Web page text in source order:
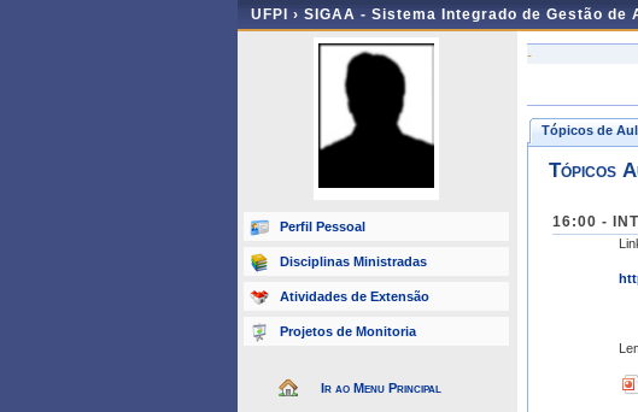
UFPI › SIGAA - Sistema Integrado de Gestão de
Perfil Pessoal
Disciplinas Ministradas
Atividades de Extensão
Projetos de Monitoria
Ir ao Menu Principal
-
Tópicos de
Tópicos
16:00 -